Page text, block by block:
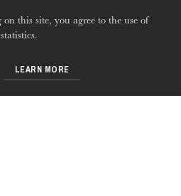
this site, you agree to the use of
LEARN MORE